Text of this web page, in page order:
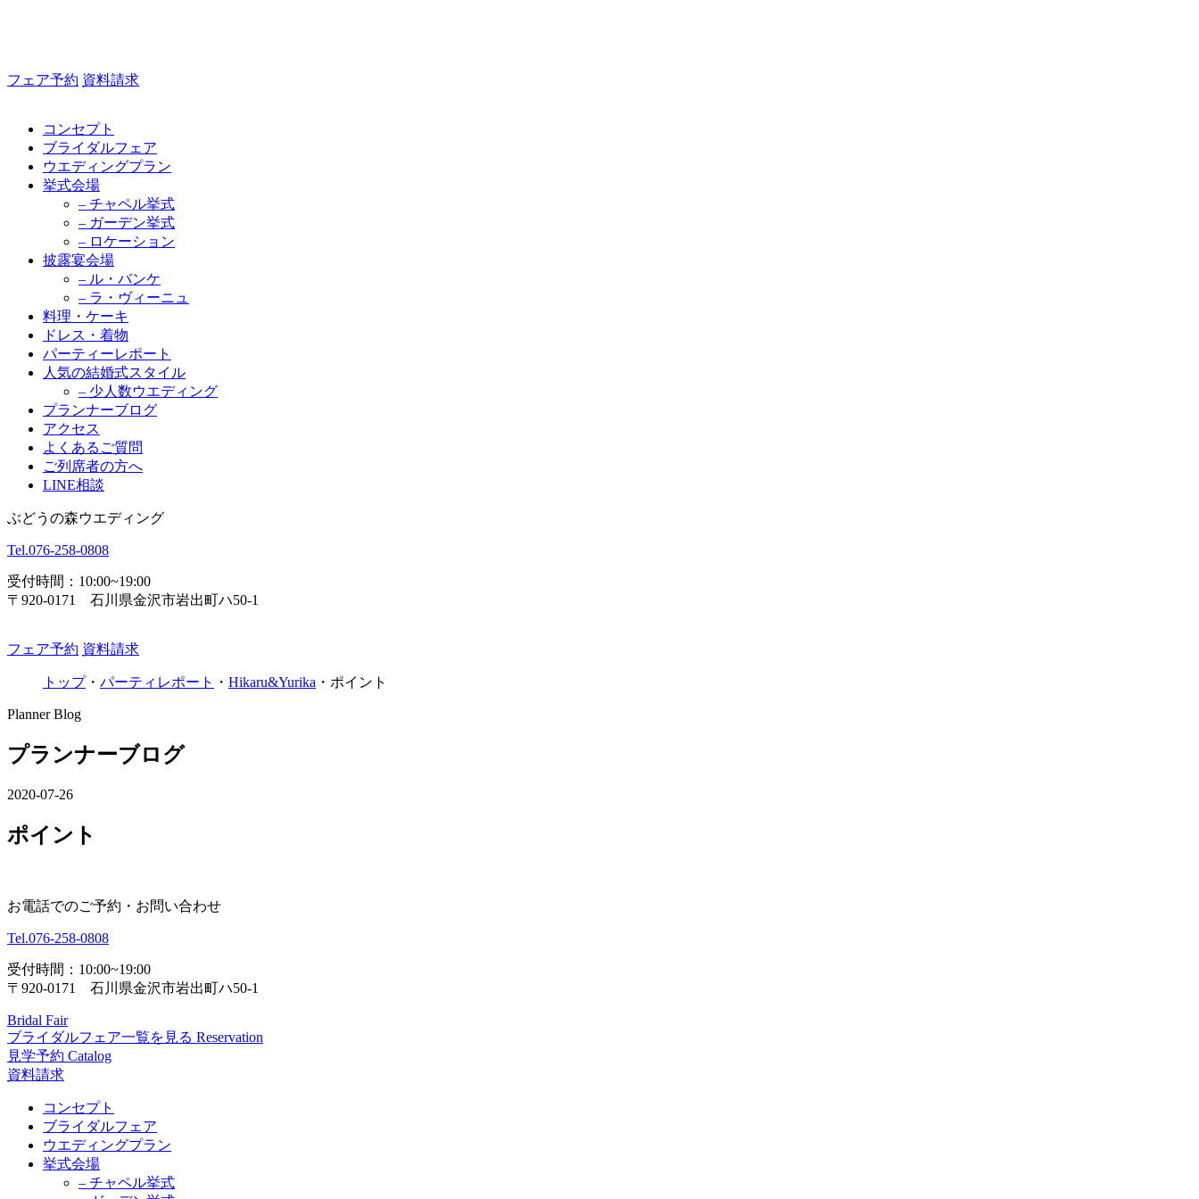
フェア予約 資料請求
コンセプト
ブライダルフェア
ウエディングプラン
挙式会場
– チャペル挙式
– ガーデン挙式
– ロケーション
披露宴会場
– ル・バンケ
– ラ・ヴィーニュ
料理・ケーキ
ドレス・着物
パーティーレポート
人気の結婚式スタイル
– 少人数ウエディング
プランナーブログ
アクセス
よくあるご質問
ご列席者の方へ
LINE相談
ぶどうの森ウエディング
Tel.076-258-0808
受付時間：10:00~19:00
〒920-0171 石川県金沢市岩出町ハ50-1
フェア予約 資料請求
トップ・ パーティレポート ・ Hikaru&Yurika ・ ポイント
Planner Blog
プランナーブログ
2020-07-26
ポイント
お電話でのご予約・お問い合わせ
Tel.076-258-0808
受付時間：10:00~19:00
〒920-0171 石川県金沢市岩出町ハ50-1
Bridal Fair
ブライダルフェア一覧を見る Reservation
見学予約 Catalog
資料請求
コンセプト
ブライダルフェア
ウエディングプラン
挙式会場
– チャペル挙式